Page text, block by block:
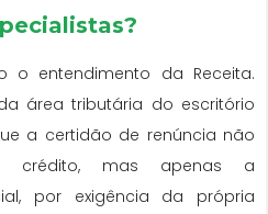
o entendimento da Receita.
área tributária do escritório
a certidão de renúncia não
crédito, mas apenas a
por exigência da própria